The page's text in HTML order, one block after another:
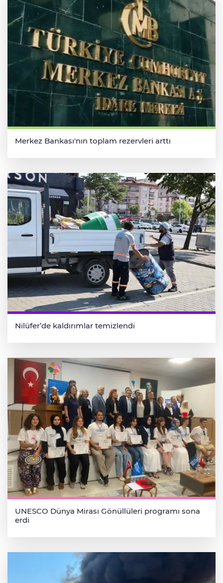
Merkez Bankası'nın toplam rezervleri arttı
Nilüfer’de kaldırımlar temizlendi
UNESCO Dünya Mirası Gönüllüleri programı sona
erdi